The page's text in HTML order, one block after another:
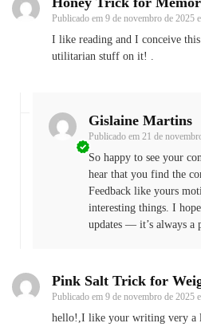
Publicado em 9 de novembro de 2025
I like reading and I conceive
utilitarian stuff on it! .
Gislaine Martins
Publicado em 21 de
So happy to see your
hear that you find the
Feedback like yours
interesting things. I
updates — it’s always a
Pink Salt Trick for
Publicado em 9 de novembro de 2025
hello!,I like your writing very a